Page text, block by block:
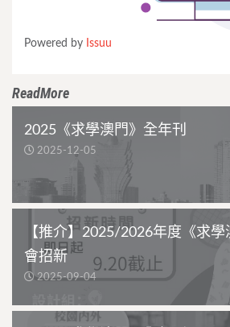
Powered by Issuu
ReadMore
2025《求學澳門》全年刊
2025-12-05
【推介】2025/2026年度《求
會招新
2025-09-04